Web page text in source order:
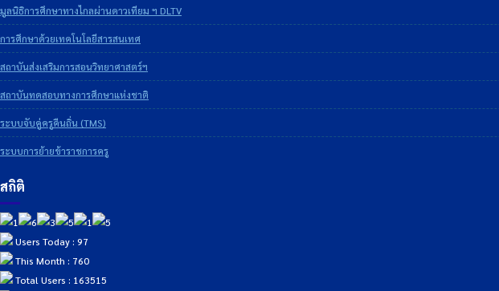
มูลนิธิการศึกษาทางไกลผ่านดาวเทียม ฯ DLTV
การศึกษาด้วยเทคโนโลยีสารสนเทศ
สถาบันส่งเสริมการสอนวิทยาศาสตร์ฯ
สถาบันทดสอบทางการศึกษาแห่งชาติ
ระบบจับคู่ครูคืนถิ่น (TMS)
ระบบการย้ายข้าราชการครู
สถิติ
Users Today : 97
This Month : 760
Total Users : 163515